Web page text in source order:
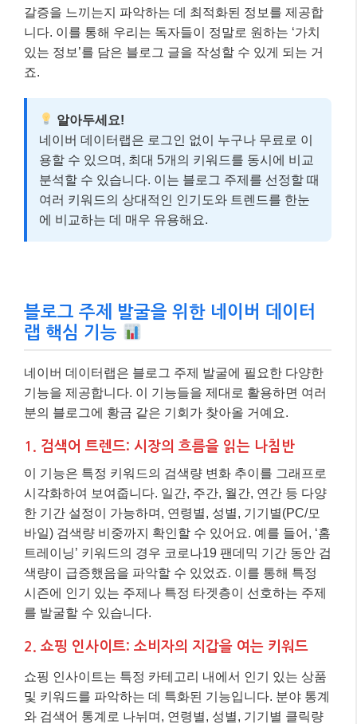
갈증을 느끼는지 파악하는 데 최적화된 정보를 제공합
니다. 이를 통해 우리는 독자들이 정말로 원하는 ‘가치
있는 정보’를 담은 블로그 글을 작성할 수 있게 되는 거
죠.
알아두세요!
네이버 데이터랩은 로그인 없이 누구나 무료로 이
용할 수 있으며, 최대 5개의 키워드를 동시에 비교
분석할 수 있습니다. 이는 블로그 주제를 선정할 때
여러 키워드의 상대적인 인기도와 트렌드를 한눈
에 비교하는 데 매우 유용해요.
블로그 주제 발굴을 위한 네이버 데이터
랩 핵심 기능
네이버 데이터랩은 블로그 주제 발굴에 필요한 다양한
기능을 제공합니다. 이 기능들을 제대로 활용하면 여러
분의 블로그에 황금 같은 기회가 찾아올 거예요.
1. 검색어 트렌드: 시장의 흐름을 읽는 나침반
이 기능은 특정 키워드의 검색량 변화 추이를 그래프로
시각화하여 보여줍니다. 일간, 주간, 월간, 연간 등 다양
한 기간 설정이 가능하며, 연령별, 성별, 기기별(PC/모
바일) 검색량 비중까지 확인할 수 있어요. 예를 들어, ‘홈
트레이닝’ 키워드의 경우 코로나19 팬데믹 기간 동안 검
색량이 급증했음을 파악할 수 있었죠. 이를 통해 특정
시즌에 인기 있는 주제나 특정 타겟층이 선호하는 주제
를 발굴할 수 있습니다.
2. 쇼핑 인사이트: 소비자의 지갑을 여는 키워드
쇼핑 인사이트는 특정 카테고리 내에서 인기 있는 상품
및 키워드를 파악하는 데 특화된 기능입니다. 분야 통계
와 검색어 통계로 나뉘며, 연령별, 성별, 기기별 클릭량